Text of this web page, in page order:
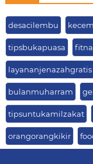
desacilembu
tipsbukapuasa
layananjenazahgratis
bulanmuharram
tipsuntukamilzakat
orangorangkikir